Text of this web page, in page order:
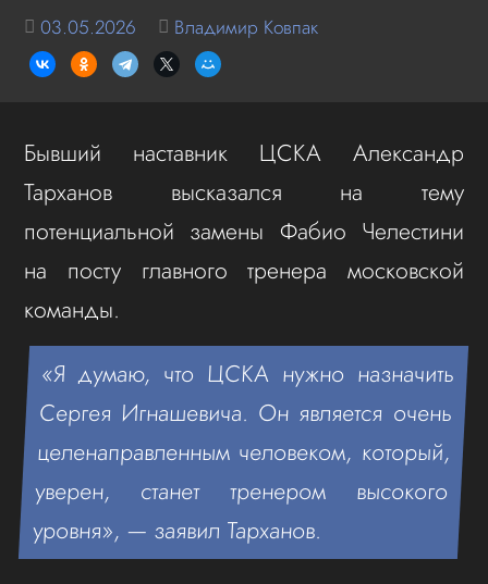
03.05.2026 Владимир Ковпак
Бывший наставник ЦСКА Александр
Тарханов высказался на тему
потенциальной замены Фабио Челестини
на посту главного тренера московской
команды.
«Я думаю, что ЦСКА нужно назначить
Сергея Игнашевича. Он является очень
целенаправленным человеком, который,
уверен, станет тренером высокого
уровня», — заявил Тарханов.